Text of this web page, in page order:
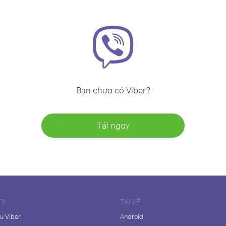
Bạn chưa có Viber?
Tải ngay
Viber
TẢI VỀ
Android